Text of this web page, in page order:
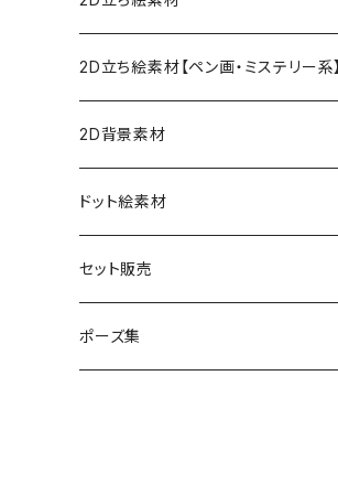
ファンタジー
女性
男性
現代
女性
男性
2D立ち絵素材【ペン画・ミステリー系】
現代
女性
男性
ファンタジー
女性
男性
2D背景素材
ファンタジー
現代
ドット絵素材
背景素材
ファンタジー
立ち絵素材
セット販売
ポーズ集